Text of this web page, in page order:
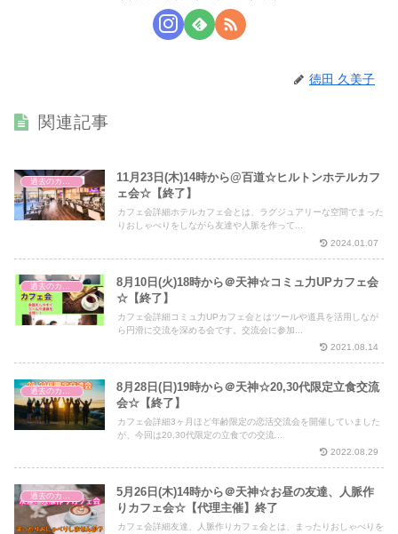
徳田 久美子
関連記事
過去のカフェ会
11月23日(木)14時から@百道☆ヒルトンホテルカフ
ェ会☆【終了】
カフェ会詳細ホテルカフェ会とは、ラグジュアリーな空間でまった
りおしゃべりをしながら友達や人脈を作って...
2024.01.07
過去のカフェ会
8月10日(火)18時から＠天神☆コミュ力UPカフェ会
☆【終了】
カフェ会詳細コミュ力UPカフェ会とはツールや道具を活用しなが
ら円滑に交流を深める会です。交流会に参加...
2021.08.14
過去のカフェ会
8月28日(日)19時から＠天神☆20,30代限定立食交流
会☆【終了】
カフェ会詳細3ヶ月ほど年齢限定の恋活交流会を開催していました
が、今回は20,30代限定の立食での交流...
2022.08.29
過去のカフェ会
5月26日(木)14時から＠天神☆お昼の友達、人脈作
りカフェ会☆【代理主催】終了
カフェ会詳細友達、人脈作りカフェ会とは、まったりおしゃべりを